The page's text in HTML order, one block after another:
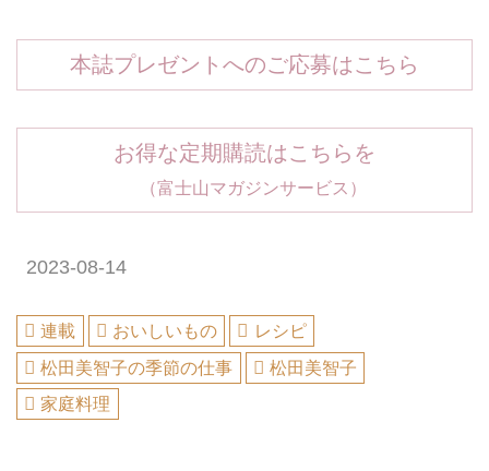
本誌プレゼントへのご応募はこちら
お得な定期購読はこちらを
（富士山マガジンサービス）
2023-08-14
連載 おいしいもの
レシピ
松田美智子の季節の仕事
松田美智子
家庭料理